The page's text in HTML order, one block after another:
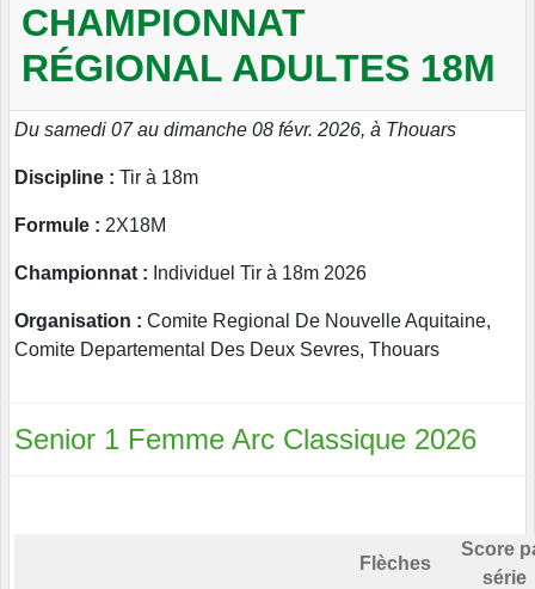
CHAMPIONNAT
RÉGIONAL ADULTES 18M
Du samedi 07 au dimanche 08 févr. 2026, à Thouars
Discipline : Tir à 18m
Formule : 2X18M
Championnat : Individuel Tir à 18m 2026
Organisation : Comite Regional De Nouvelle Aquitaine,
Comite Departemental Des Deux Sevres, Thouars
Senior 1 Femme Arc Classique 2026
Flèches
Score
série